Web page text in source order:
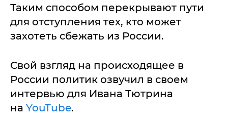
Таким способом перекрывают пути
для отступления тех, кто может
захотеть сбежать из России.
Свой взгляд на происходящее в
России политик озвучил в своем
интервью для Ивана Тютрина
на YouTube.